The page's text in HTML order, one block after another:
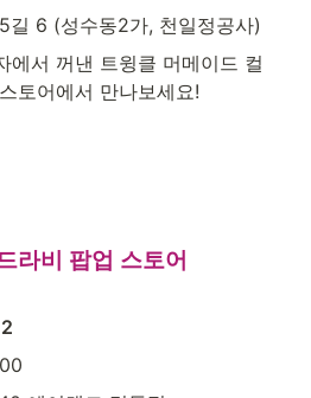
길 6 (성수동2가, 천일정공사)
에서 꺼낸 트윙클 머메이드 컬
토어에서 만나보세요!
라비 팝업 스토어